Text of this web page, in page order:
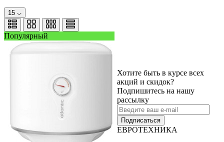
15
Популярный
Хотите быть в курсе всех
акций и скидок?
Подпишитесь на нашу
рассылку
Подписаться
ЕВРОТЕХНИКА